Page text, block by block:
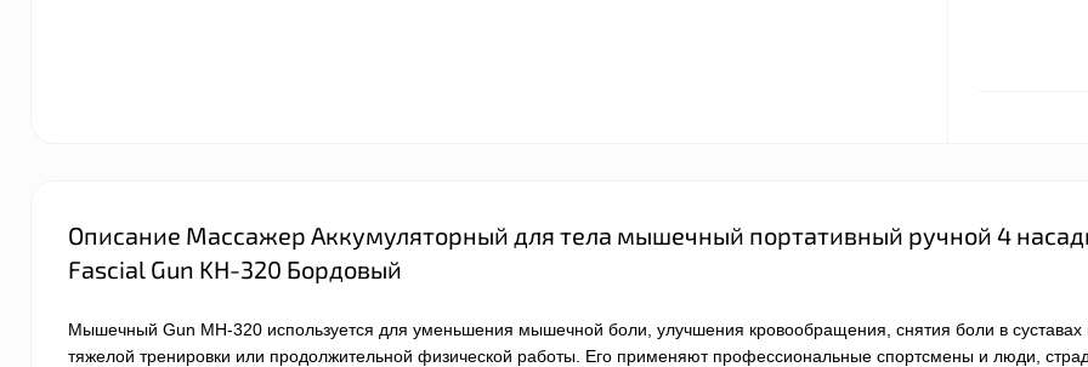
Описание Массажер Аккумуляторный для тела мышечный портативный ручной 4
Fascial Gun KH-320 Бордовый
Мышечный Gun MH-320 используется для уменьшения мышечной боли, улучшения кровообращения, снятия боли в суставах
тяжелой тренировки или продолжительной физической работы. Его применяют профессиональные спортсмены и люди,